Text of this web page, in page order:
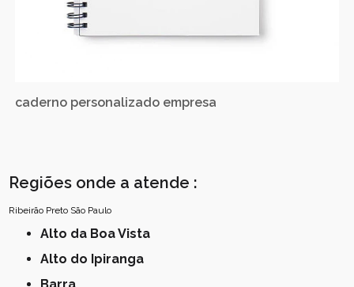
caderno personalizado empresa
Regiões onde a atende :
Ribeirão Preto São Paulo
Alto da Boa Vista
Alto do Ipiranga